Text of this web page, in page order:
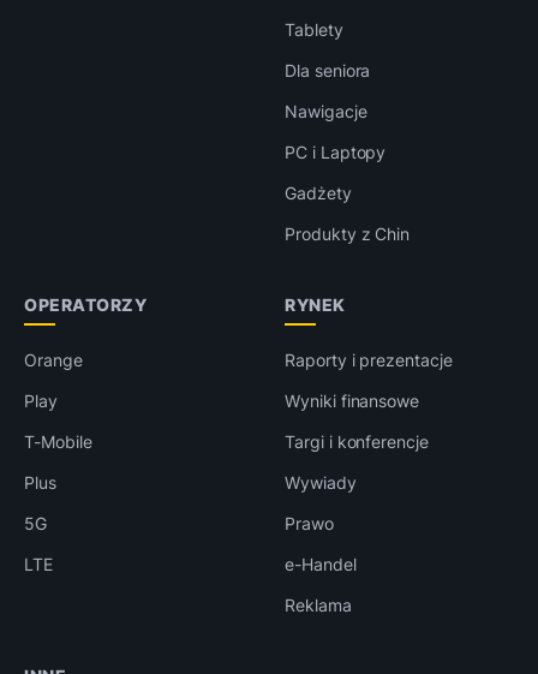
Tablety
Dla seniora
Nawigacje
PC i Laptopy
Gadżety
Produkty z Chin
OPERATORZY
Orange
Play
T-Mobile
Plus
5G
LTE
RYNEK
Raporty i prezentacje
Wyniki finansowe
Targi i konferencje
Wywiady
Prawo
e-Handel
Reklama